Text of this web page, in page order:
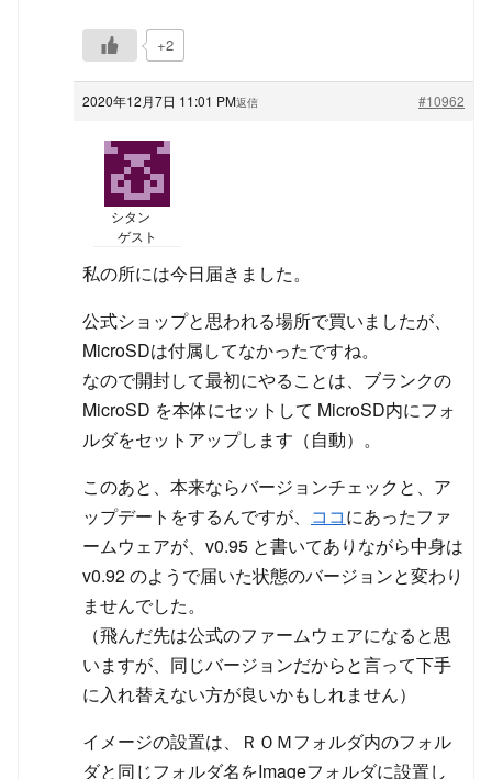
+2
2020年12月7日 11:01 PM #10962
返信
シタン
ゲスト
私の所には今日届きました。
公式ショップと思われる場所で買いましたが、
MicroSDは付属してなかったですね。
なので開封して最初にやることは、ブランクの
MicroSD を本体にセットして MicroSD内にフォ
ルダをセットアップします（自動）。
このあと、本来ならバージョンチェックと、ア
ップデートをするんですが、 ココにあったファ
ームウェアが、v0.95 と書いてありながら中身は
v0.92 のようで届いた状態のバージョンと変わり
ませんでした。
（飛んだ先は公式のファームウェアになると思
いますが、同じバージョンだからと言って下手
に入れ替えない方が良いかもしれません）
イメージの設置は、ＲＯＭフォルダ内のフォル
ダと同じフォルダ名をImageフォルダに設置し